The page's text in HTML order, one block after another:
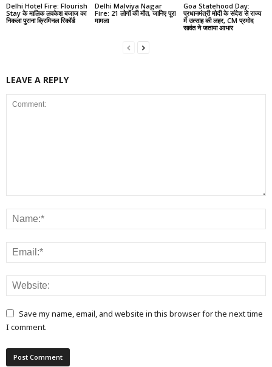
Delhi Hotel Fire: Flourish
Stay के मालिक लवकेश बजाज का
निकला पुराना क्रिमिनल रिकॉर्ड
Delhi Malviya Nagar
Fire: 21 लोगों की मौत, जानिए पूरा
मामला
Goa Statehood Day:
प्रधानमंत्री मोदी के संदेश से राज्य
में उत्साह की लहर, CM प्रमोद
सावंत ने जताया आभार
LEAVE A REPLY
Save my name, email, and website in this browser for the next time
I comment.